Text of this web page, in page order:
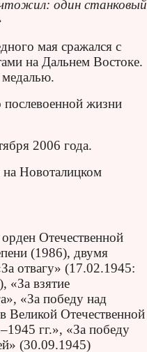
один станковый
мая сражался с
на Дальнем Востоке.
послевоенной жизни
2006 года.
Новоталицком
Отечественной
(1986), двумя
отвагу» (17.02.1945:
«За взятие
«За победу над
Великой Отечественной
гг.», «За победу
(30.09.1945)